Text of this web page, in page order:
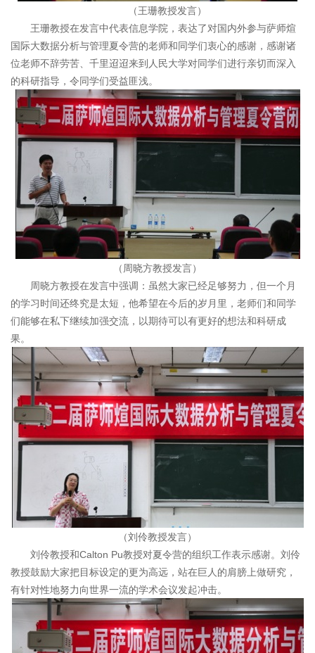
（王珊教授发言）
王珊教授在发言中代表信息学院，表达了对国内外参与萨师煊
国际大数据分析与管理夏令营的老师和同学们衷心的感谢，感谢诸
位老师不辞劳苦、千里迢迢来到人民大学对同学们进行亲切而深入
的科研指导，令同学们受益匪浅。
（周晓方教授发言）
周晓方教授在发言中强调：虽然大家已经足够努力，但一个月
的学习时间还终究是太短，他希望在今后的岁月里，老师们和同学
们能够在私下继续加强交流，以期待可以有更好的想法和科研成
果。
（刘伶教授发言）
刘伶教授和Calton Pu教授对夏令营的组织工作表示感谢。刘伶
教授鼓励大家把目标设定的更为高远，站在巨人的肩膀上做研究，
有针对性地努力向世界一流的学术会议发起冲击。